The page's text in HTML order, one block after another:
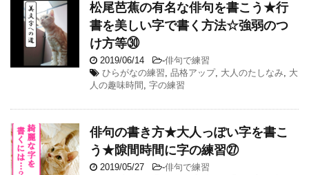
松尾芭蕉の有名な俳句を書こう★行
書を美しい字で書く方法☆強弱のつ
け方等㉚
2019/06/14 -俳句で練習
ひらがなの練習, 品格アップ, 大人のたしなみ, 大
人の趣味時間 , 字の練習
俳句の書き方★大人っぽい字を書こ
う★隙間時間に字の練習㉗
2019/05/27 -俳句で練習